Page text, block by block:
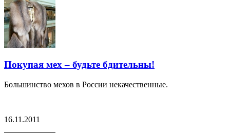
Покупая мех – будьте бдительны!
Большинство мехов в России некачественные.
16.11.2011